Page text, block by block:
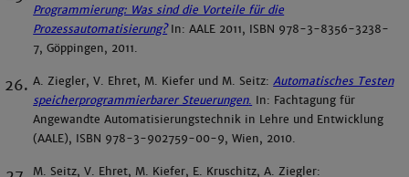
Programmierung: Was sind die Vorteile für die
Prozessautomatisierung?In: AALE 2011, ISBN 978-3-8356-3238-
7, Göppingen, 2011.
A. Ziegler, V. Ehret, M. Kiefer und M. Seitz:Automatisches Testen
speicherprogrammierbarer Steuerungen. In: Fachtagung für
Angewandte Automatisierungstechnik in Lehre und Entwicklung
(AALE), ISBN 978-3-902759-00-9, Wien, 2010.
M. Seitz, V. Ehret, M. Kiefer, E. Kruschitz, A. Ziegler: